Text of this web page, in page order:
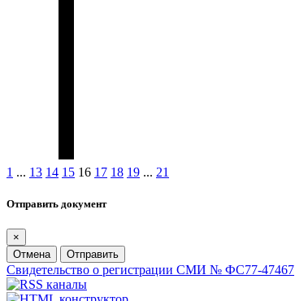
1 ... 13 14 15 16 17 18 19 ... 21
Отправить документ
×
Отмена
Отправить
Свидетельство о регистрации СМИ № ФС77-47467